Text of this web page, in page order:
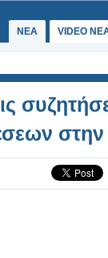
ΝΕΑ VIDEO
στην